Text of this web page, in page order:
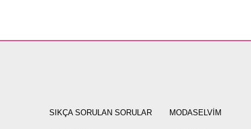
SIKÇA SORULAN SORULAR MODASELVİM